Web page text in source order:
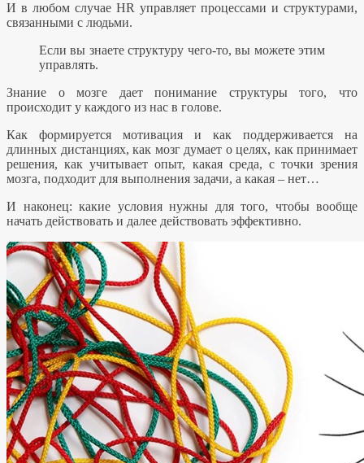
И в любом случае HR управляет процессами и структурами,
связанными с людьми.
Если вы знаете структуру чего-то, вы можете этим
управлять.
Знание о мозге дает понимание структуры того, что
происходит у каждого из нас в голове.
Как формируется мотивация и как поддерживается на
длинных дистанциях, как мозг думает о целях, как принимает
решения, как учитывает опыт, какая среда, с точки зрения
мозга, подходит для выполнения задачи, а какая – нет…
И наконец: какие условия нужны для того, чтобы вообще
начать действовать и далее действовать эффективно.